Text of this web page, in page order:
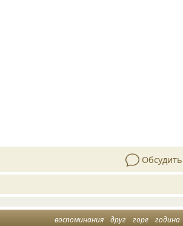
Обсудить
воспоминания друг горе година